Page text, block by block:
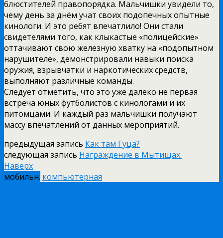
блюстителей правопорядка. Мальчишки увидели то,
чему день за днём учат своих подопечных опытные
кинологи. И это ребят впечатлило! Они стали
свидетелями того, как клыкастые «полицейские»
оттачивают свою железную хватку на «подопытном
нарушителе», демонстрировали навыки поиска
оружия, взрывчатки и наркотических средств,
выполняют различные команды.
Следует отметить, что это уже далеко не первая
встреча юных футболистов с кинологами и их
питомцами. И каждый раз мальчишки получают
массу впечатлений от данных мероприятий.
предыдущая запись Как там Гуца?
следующая запись Награждение в Мытищах.
Наверх
мобильн. компьютерная